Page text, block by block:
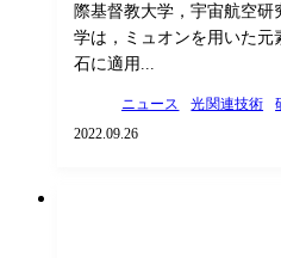
際基督教大学，宇宙航空
学は，ミュオンを用いた
石に適用...
ニュース 光関連技術
2022.09.26